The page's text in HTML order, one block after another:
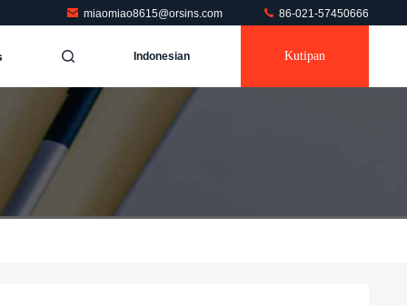
miaomiao8615@orsins.com 86-021-57450666
Indonesian Kutipan